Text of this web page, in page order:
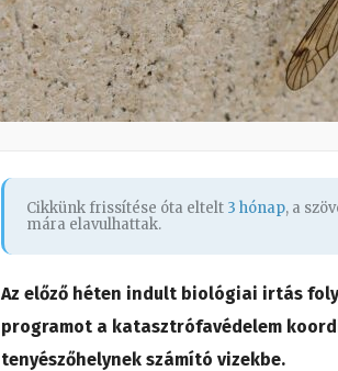
Cikkünk frissítése óta eltelt 3 hónap, a
mára elavulhattak.
Az előző héten indult biológiai irtás
programot a katasztrófavédelem
tenyészőhelynek számító vizekbe.